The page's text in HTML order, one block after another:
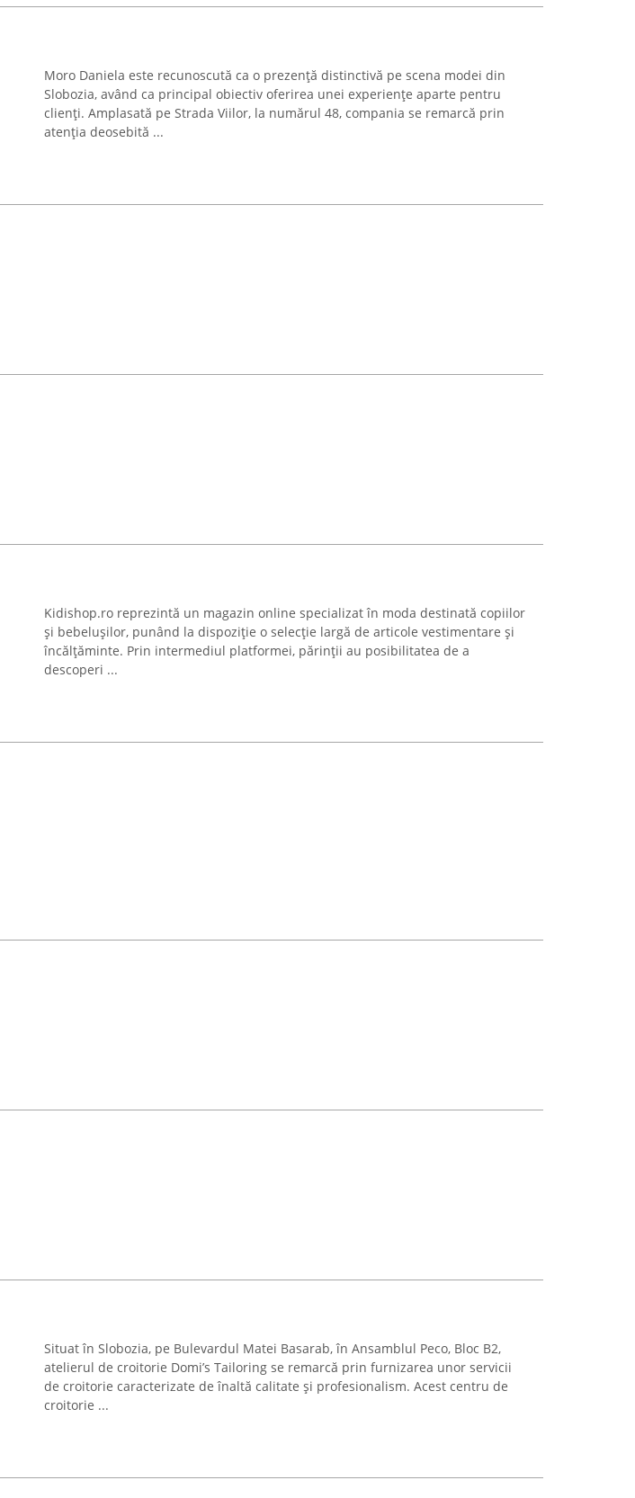
Moro Daniela este recunoscută ca o prezență distinctivă pe scena modei din
Slobozia, având ca principal obiectiv oferirea unei experiențe aparte pentru
clienți. Amplasată pe Strada Viilor, la numărul 48, compania se remarcă prin
atenția deosebită ...
Kidishop.ro reprezintă un magazin online specializat în moda destinată copiilor
și bebelușilor, punând la dispoziție o selecție largă de articole vestimentare și
încălțăminte. Prin intermediul platformei, părinții au posibilitatea de a
descoperi ...
Situat în Slobozia, pe Bulevardul Matei Basarab, în Ansamblul Peco, Bloc B2,
atelierul de croitorie Domi’s Tailoring se remarcă prin furnizarea unor servicii
de croitorie caracterizate de înaltă calitate și profesionalism. Acest centru de
croitorie ...